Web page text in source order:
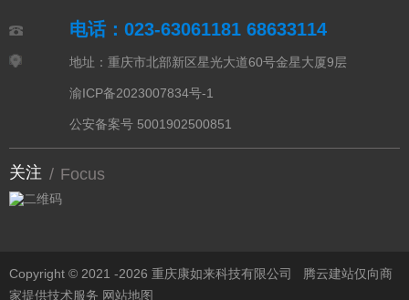
电话：023-63061181 68633114
地址：重庆市北部新区星光大道60号金星大厦9层
渝ICP备2023007834号-1
公安备案号 5001902500851
关注 / Focus
Copyright © 2021 -2026 重庆康如来科技有限公司
腾云建站仅向商
家提供技术服务 网站地图